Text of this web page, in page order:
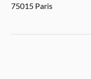
75015 Paris